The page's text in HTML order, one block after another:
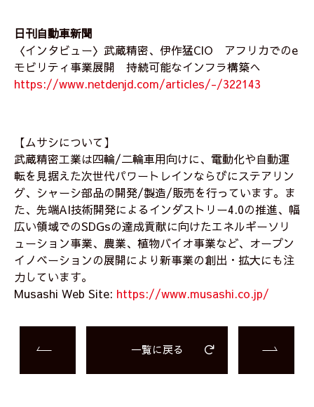
日刊自動車新聞
〈インタビュー〉武蔵精密、伊作猛CIO アフリカでのe
モビリティ事業展開 持続可能なインフラ構築へ
https://www.netdenjd.com/articles/-/322143
【ムサシについて】
武蔵精密工業は四輪/二輪車用向けに、電動化や自動運
転を見据えた次世代パワートレインならびにステアリン
グ、シャーシ部品の開発/製造/販売を行っています。ま
た、先端AI技術開発によるインダストリー4.0の推進、幅
広い領域でのSDGsの達成貢献に向けたエネルギーソリ
ューション事業、農業、植物バイオ事業など、オープン
イノベーションの展開により新事業の創出・拡大にも注
力しています。
Musashi Web Site: https://www.musashi.co.jp/
一覧に戻る